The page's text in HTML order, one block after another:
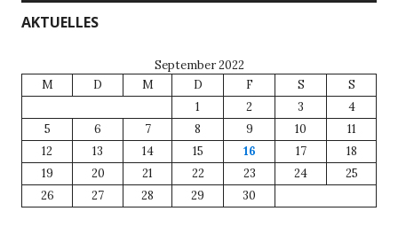
AKTUELLES
September 2022
M
D M D F S
S
1
2 3
4
5
6 7 8 9 10
11
12
13 14 15 16 17
18
19
20 21 22 23 24
25
26
27 28 29 30